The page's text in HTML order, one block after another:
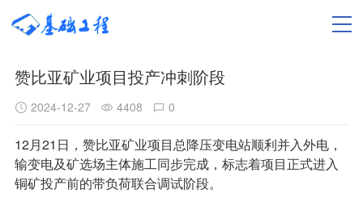
赞比亚矿业项目投产冲刺阶段
2024-12-27 4408 0
12月21日，赞比亚矿业项目总降压变电站顺利并入外电，
输变电及矿选场主体施工同步完成，标志着项目正式进入
铜矿投产前的带负荷联合调试阶段。